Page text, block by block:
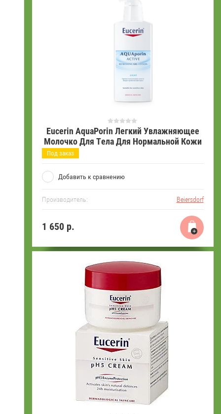
Eucerin AquaPorin Легкий Увлажняющее
Молочко Для Тела Для Нормальной Кожи
Под заказ
Добавить к сравнению
Производитель: Beiersdorf
1 650р.